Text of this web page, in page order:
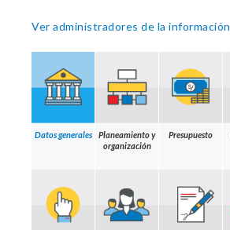
Ver administradores de la información
Datos generales
Planeamiento y
organización
Presupuesto